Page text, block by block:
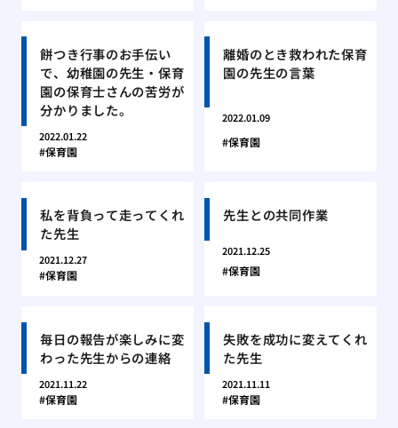
餅つき行事のお手伝い
で、幼稚園の先生・保育
園の保育士さんの苦労が
分かりました。
2022.01.22
保育園
離婚のとき救われた保育
園の先生の言葉
2022.01.09
保育園
私を背負って走ってくれ
た先生
2021.12.27
保育園
先生との共同作業
2021.12.25
保育園
毎日の報告が楽しみに変
わった先生からの連絡
2021.11.22
保育園
失敗を成功に変えてくれ
た先生
2021.11.11
保育園